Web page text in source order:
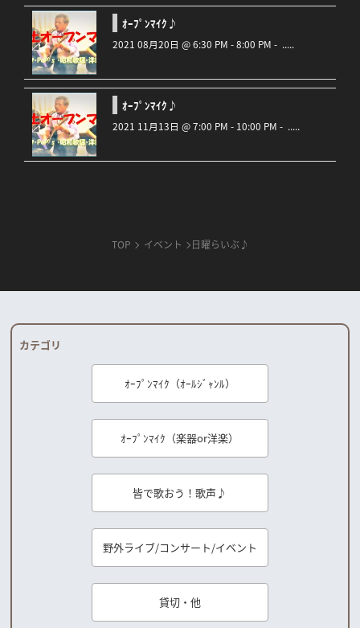
ｵｰﾌﾟﾝﾏｲｸ♪
2021 08月20日 @ 6:30 PM - 8:00 PM - .....
ｵｰﾌﾟﾝﾏｲｸ♪
2021 11月13日 @ 7:00 PM - 10:00 PM - .....
TOP イベント 日曜らいぶ♪
カテゴリ
ｵｰﾌﾟﾝﾏｲｸ（ｵｰﾙｼﾞｬﾝﾙ）
ｵｰﾌﾟﾝﾏｲｸ（楽器or洋楽）
皆で歌おう！歌声♪
野外ライブ/コンサート/イベント
貸切・他